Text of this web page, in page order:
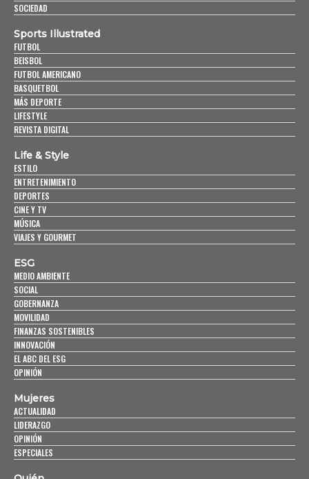
SOCIEDAD
Sports Illustrated
FUTBOL
BEISBOL
FUTBOL AMERICANO
BASQUETBOL
MÁS DEPORTE
LIFESTYLE
REVISTA DIGITAL
Life & Style
ESTILO
ENTRETENIMIENTO
DEPORTES
CINE Y TV
MÚSICA
VIAJES Y GOURMET
ESG
MEDIO AMBIENTE
SOCIAL
GOBERNANZA
MOVILIDAD
FINANZAS SOSTENIBLES
INNOVACIÓN
EL ABC DEL ESG
OPINIÓN
Mujeres
ACTUALIDAD
LIDERAZGO
OPINIÓN
ESPECIALES